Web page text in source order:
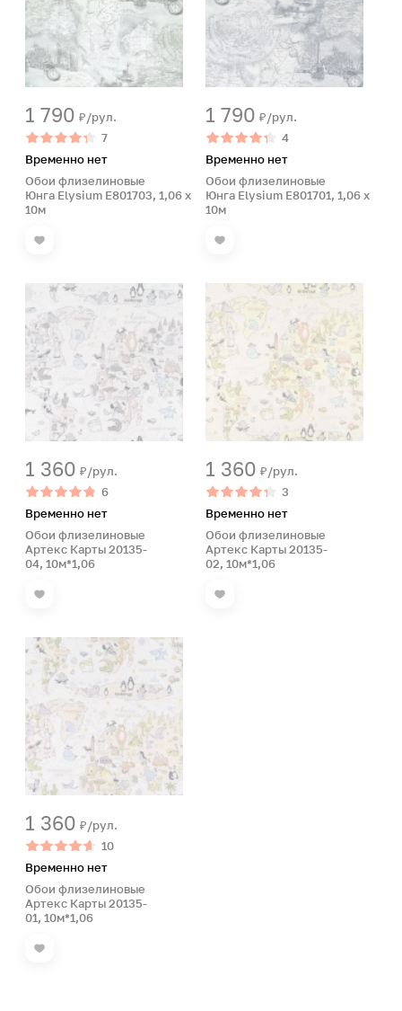
1 790 ₽/рул.
7
Временно нет
Обои флизелиновые
Юнга Elysium E801703, 1,06 х
10м
1 790 ₽/рул.
4
Временно нет
Обои флизелиновые
Юнга Elysium E801701, 1,06 х
10м
1 360 ₽/рул.
6
Временно нет
Обои флизелиновые
Артекс Карты 20135-
04, 10м*1,06
1 360 ₽/рул.
3
Временно нет
Обои флизелиновые
Артекс Карты 20135-
02, 10м*1,06
1 360 ₽/рул.
10
Временно нет
Обои флизелиновые
Артекс Карты 20135-
01, 10м*1,06